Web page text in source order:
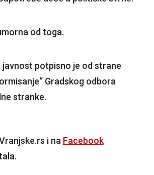
od toga.
javnost potpisno je od strane
Gradskog odbora
stranke.
i na Facebook